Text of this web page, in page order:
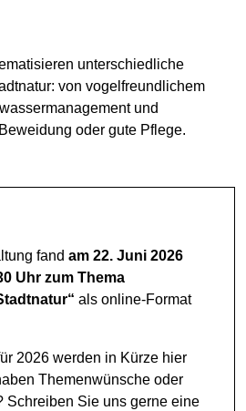
unterschiedliche
von vogelfreundlichem
und
oder gute Pflege.
fand am 22. Juni 2026
Uhr zum Thema
als online-Format
2026 werden in Kürze hier
Themenwünsche oder
Schreiben Sie uns gerne eine